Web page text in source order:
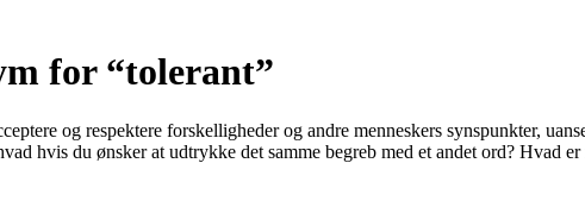
for “tolerant”
og respektere forskelligheder og andre menneskers synspunkter,
hvis du ønsker at udtrykke det samme begreb med et andet ord? Hvad